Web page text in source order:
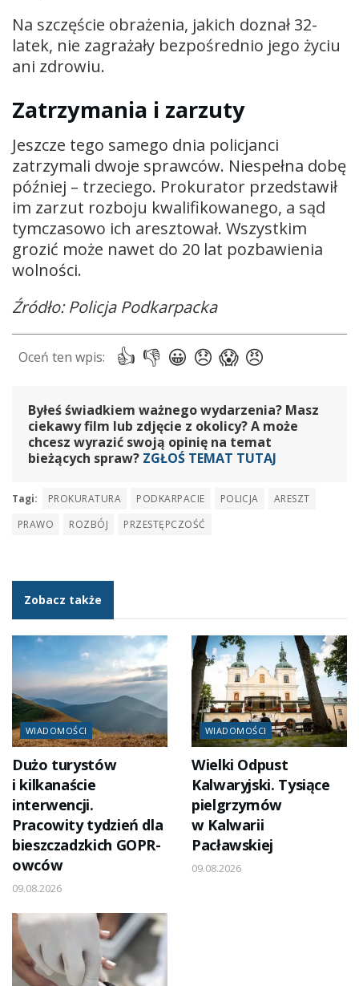
Na szczęście obrażenia, jakich doznał 32-
latek, nie zagrażały bezpośrednio jego życiu
ani zdrowiu.
Zatrzymania i zarzuty
Jeszcze tego samego dnia policjanci
zatrzymali dwoje sprawców. Niespełna dobę
później – trzeciego. Prokurator przedstawił
im zarzut rozboju kwalifikowanego, a sąd
tymczasowo ich aresztował. Wszystkim
grozić może nawet do 20 lat pozbawienia
wolności.
Źródło: Policja Podkarpacka
Byłeś świadkiem ważnego wydarzenia? Masz
ciekawy film lub zdjęcie z okolicy? A może
chcesz wyrazić swoją opinię na temat
bieżących spraw? ZGŁOŚ TEMAT TUTAJ
Tagi: PROKURATURA PODKARPACIE POLICJA
ARESZT
PRAWO
ROZBÓJ PRZESTĘPCZOŚĆ
Zobacz także
WIADOMOŚCI
Dużo turystów
i kilkanaście
interwencji.
Pracowity tydzień dla
bieszczadzkich GOPR-
owców
09.08.2026
WIADOMOŚCI
Wielki Odpust
Kalwaryjski. Tysiące
pielgrzymów
w Kalwarii
Pacławskiej
09.08.2026